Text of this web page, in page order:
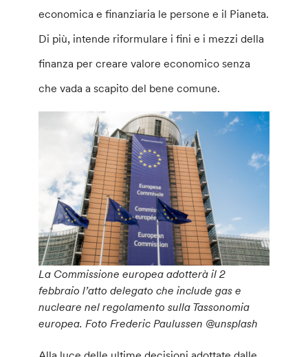
economica e finanziaria le persone e il Pianeta.
Di più, intende riformulare i fini e i mezzi della
finanza per creare valore economico senza
che vada a scapito del bene comune.
La Commissione europea adotterà il 2
febbraio l’atto delegato che include gas e
nucleare nel regolamento sulla Tassonomia
europea. Foto Frederic Paulussen @unsplash